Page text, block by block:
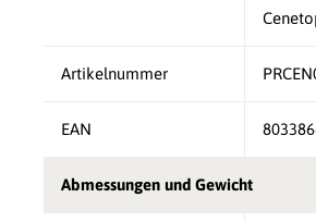
Artikelnummer
EAN
Abmessungen und Gewicht